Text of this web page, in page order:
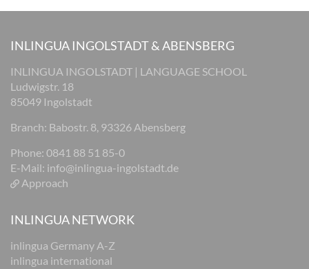
INLINGUA INGOLSTADT & ABENSBERG
INLINGUA INGOLSTADT | LANGUAGE SCHOOL
Ludwigstr. 18
85049 Ingolstadt
Branch: Babostr. 8, 93326 Abensberg
Phone: 0841 88 51 85-0
E-Mail: info@inlingua-ingolstadt.de
Approach
INLINGUA NETWORK
inlingua Germany A-Z
inlingua international